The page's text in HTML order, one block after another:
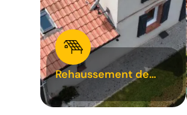
Rehaussement de
toiture 31